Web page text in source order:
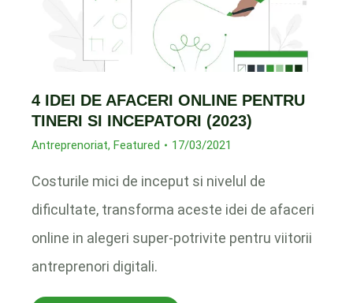
4 IDEI DE AFACERI ONLINE PENTRU
TINERI SI INCEPATORI (2023)
Antreprenoriat, Featured 17/03/2021
Costurile mici de inceput si nivelul de
dificultate, transforma aceste idei de afaceri
online in alegeri super-potrivite pentru viitorii
antreprenori digitali.